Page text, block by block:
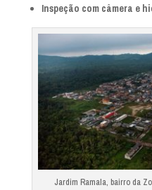
Inspeção com câmera e
Jardim Ramala, bairro da